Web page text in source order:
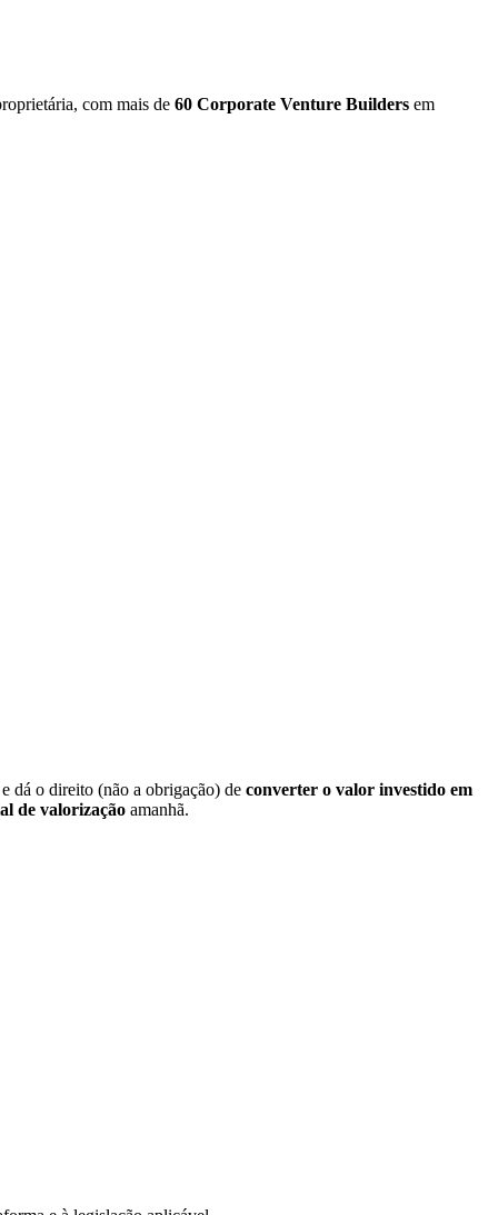
com mais de 60 Corporate Venture Builders em
dá o direito (não a obrigação) de converter o valor investido em
de valorização amanhã.